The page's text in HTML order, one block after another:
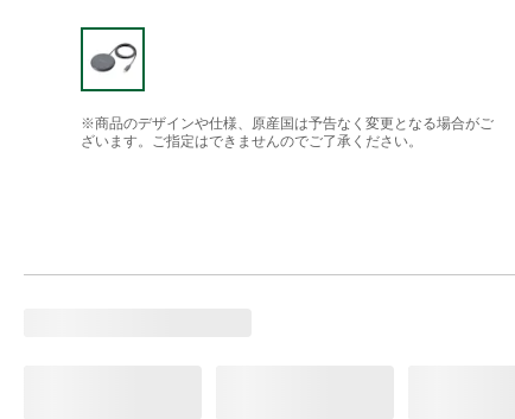
※商品のデザインや仕様、原産国は予告なく変更となる場合がご
ざいます。ご指定はできませんのでご了承ください。